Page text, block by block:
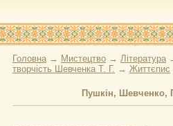
Головна → Мистецтво → Література
творчість Шевченка Т. Г. → Життєпис
Пушкін, Шевченко,